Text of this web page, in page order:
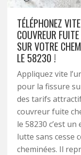
TÉLÉPHONEZ
COUVREUR
SUR VOTRE
LE 58230 !
Appliquez vite
pour la fissure
des tarifs
couvreur fuite
le 58230 c’est
lutte sans cesse
cheminées. Il